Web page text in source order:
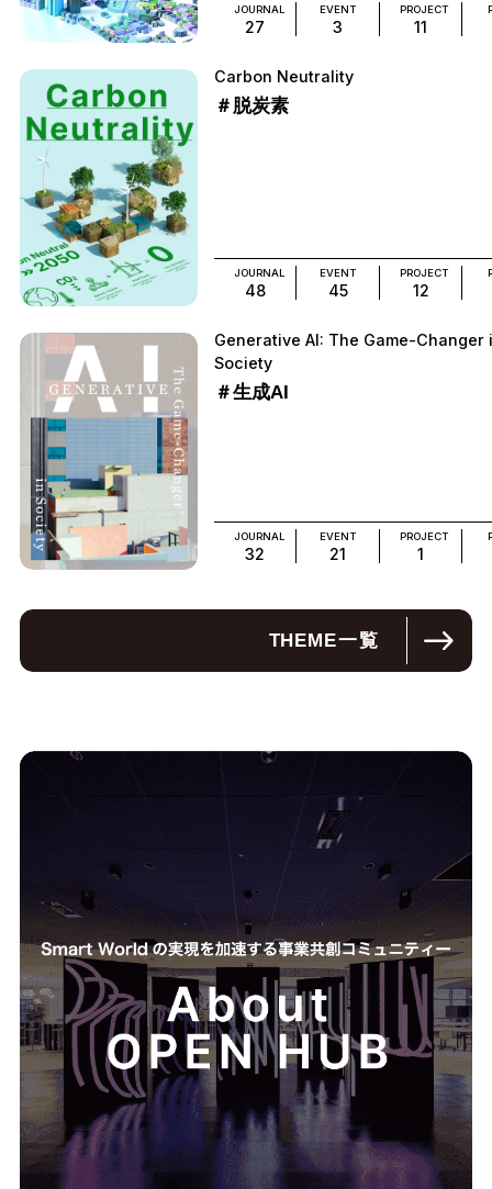
JOURNAL
27
EVENT
3
PROJECT
11
Carbon Neutrality
＃脱炭素
JOURNAL
48
EVENT
45
PROJECT
12
Generative AI: The Game-Changer
Society
＃生成AI
JOURNAL
32
EVENT
21
PROJECT
1
THEME一覧